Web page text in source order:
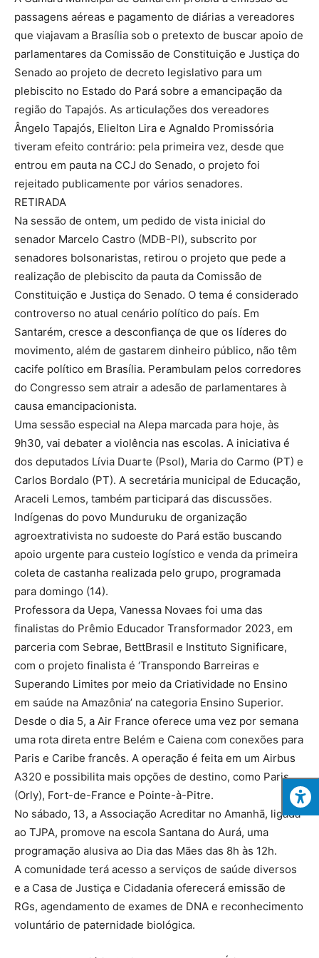
passagens aéreas e pagamento de diárias a vereadores
que viajavam a Brasília sob o pretexto de buscar apoio de
parlamentares da Comissão de Constituição e Justiça do
Senado ao projeto de decreto legislativo para um
plebiscito no Estado do Pará sobre a emancipação da
região do Tapajós. As articulações dos vereadores
Ângelo Tapajós, Elielton Lira e Agnaldo Promissória
tiveram efeito contrário: pela primeira vez, desde que
entrou em pauta na CCJ do Senado, o projeto foi
rejeitado publicamente por vários senadores.
RETIRADA
Na sessão de ontem, um pedido de vista inicial do
senador Marcelo Castro (MDB-PI), subscrito por
senadores bolsonaristas, retirou o projeto que pede a
realização de plebiscito da pauta da Comissão de
Constituição e Justiça do Senado. O tema é considerado
controverso no atual cenário político do país. Em
Santarém, cresce a desconfiança de que os líderes do
movimento, além de gastarem dinheiro público, não têm
cacife político em Brasília. Perambulam pelos corredores
do Congresso sem atrair a adesão de parlamentares à
causa emancipacionista.
Uma sessão especial na Alepa marcada para hoje, às
9h30, vai debater a violência nas escolas. A iniciativa é
dos deputados Lívia Duarte (Psol), Maria do Carmo (PT) e
Carlos Bordalo (PT). A secretária municipal de Educação,
Araceli Lemos, também participará das discussões.
Indígenas do povo Munduruku de organização
agroextrativista no sudoeste do Pará estão buscando
apoio urgente para custeio logístico e venda da primeira
coleta de castanha realizada pelo grupo, programada
para domingo (14).
Professora da Uepa, Vanessa Novaes foi uma das
finalistas do Prêmio Educador Transformador 2023, em
parceria com Sebrae, BettBrasil e Instituto Significare,
com o projeto finalista é ‘Transpondo Barreiras e
Superando Limites por meio da Criatividade no Ensino
em saúde na Amazônia’ na categoria Ensino Superior.
Desde o dia 5, a Air France oferece uma vez por semana
uma rota direta entre Belém e Caiena com conexões para
Paris e Caribe francês. A operação é feita em um Airbus
A320 e possibilita mais opções de destino, como Paris
(Orly), Fort-de-France e Pointe-à-Pitre.
No sábado, 13, a Associação Acreditar no Amanhã, ligada
ao TJPA, promove na escola Santana do Aurá, uma
programação alusiva ao Dia das Mães das 8h às 12h.
A comunidade terá acesso a serviços de saúde diversos
e a Casa de Justiça e Cidadania oferecerá emissão de
RGs, agendamento de exames de DNA e reconhecimento
voluntário de paternidade biológica.